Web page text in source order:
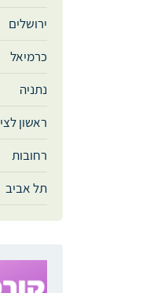
ירושלים
כרמיאל
נתניה
ראשון
רחובות
תל אביב